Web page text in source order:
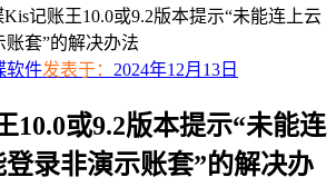
Kis记账王10.0或9.2版本提示“未能连上云
套”的解决办法
软件发表于： 2024年12月13日
10.0或9.2版本提示“未能连
录非演示账套”的解决办